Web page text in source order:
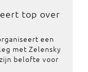
top over
een
met Zelensky
belofte voor